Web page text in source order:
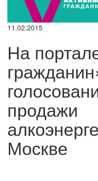
11.02.2015
На
продажи
Москве